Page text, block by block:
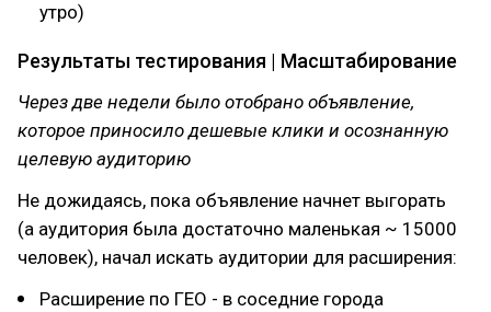
утро)
Результаты тестирования | Масштабирование
Через две недели было отобрано объявление,
которое приносило дешевые клики и осознанную
целевую аудиторию
Не дожидаясь, пока объявление начнет выгорать
(а аудитория была достаточно маленькая ~ 15000
человек), начал искать аудитории для расширения:
Расширение по ГЕО - в соседние города